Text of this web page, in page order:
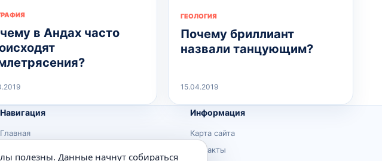
в Андах часто
ГЕОЛОГИЯ
Почему бриллиант
назвали танцующим?
15.04.2019
Навигация
Главная
Информация
Карта сайта
Контакты
полезны. Данные начнут собираться